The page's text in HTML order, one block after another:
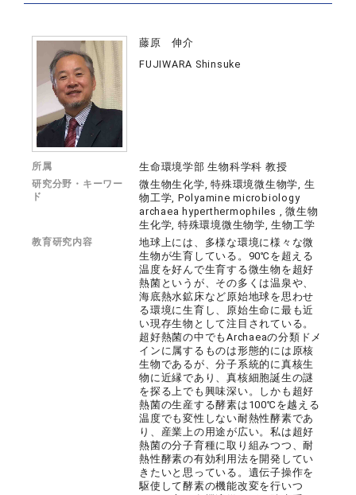
藤原 伸介
FUJIWARA Shinsuke
所属 生命環境学部 生物科学科 教授
研究分野・キーワー
ド
微生物生化学, 特殊環境微生物学, 生
物工学, Polyamine microbiology
archaea hyperthermophiles , 微生物
生化学, 特殊環境微生物学, 生物工学
教育研究内容
地球上には、多様な環境に様々な微
生物が生育している。90℃を超える
温度を好んで生育する微生物を超好
熱菌というが、その多くは温泉や、
海底熱水鉱床など原始地球を思わせ
る環境に生育し、原始生命に最も近
い現存生物として注目されている。
超好熱菌の中でもArchaeaの分類ドメ
インに属するものは形態的には原核
生物であるが、分子系統的に真核生
物に近縁であり、真核細胞誕生の謎
を探る上でも興味深い。しかも超好
熱菌の生産する酵素は100℃を越える
温度でも変性しない耐熱性酵素であ
り、産業上の用途が広い。私は超好
熱菌の分子育種に取り組みつつ、耐
熱性酵素の有効利用法を開発してい
きたいと思っている。遺伝子操作を
駆使して酵素の機能改変を行いつ